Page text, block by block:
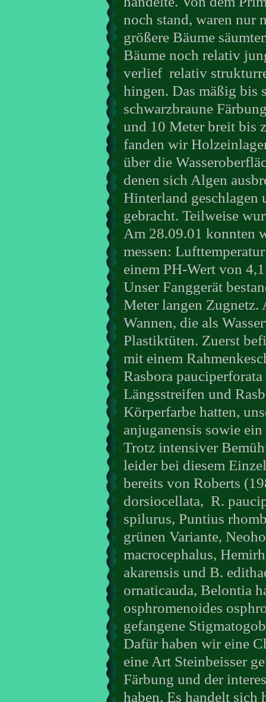
noch stand, waren nur
größere Bäume
Bäume noch relativ
verlief relativ
hingen. Das mäßig bis
schwarzbraune
und 10 Meter breit bis
fanden wir
über die
denen sich Algen
Hinterland geschlagen
gebracht. Teilweise
Am 28.09.01 konnten
messen:
einem PH-Wert von
Unser Fanggerät
Meter langen Zugnetz.
Wannen, die als
Plastiktüten. Zuerst
mit einem
Rasbora
Längsstreifen und
Körperfarbe hatten,
anjuganensis sowie
Trotz intensiver
leider bei diesem
bereits von Roberts
dorsiocellata, R.
spilurus, Puntius
grünen Variante,
macrocephalus,
akarensis und B.
ornaticauda, Belontia
osphromenoides
gefangene
Dafür haben wir eine
eine Art Steinbeisser
Färbung und der
haben. Es handelt